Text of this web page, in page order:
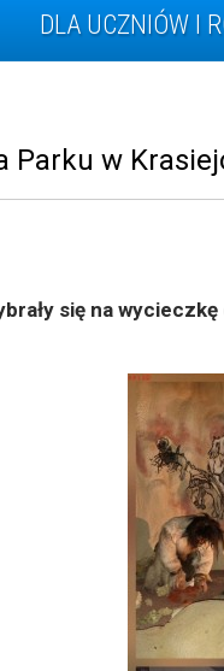
DLA UCZNIÓW I
Parku w
się na